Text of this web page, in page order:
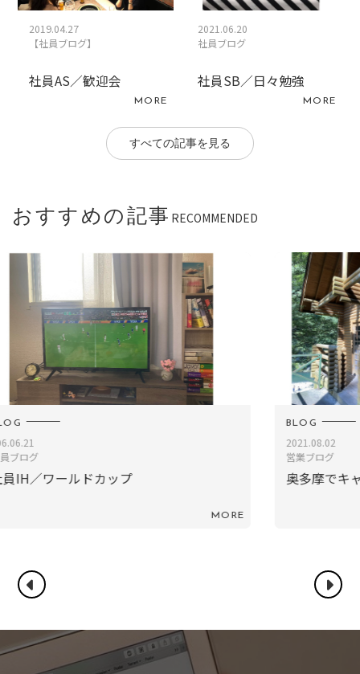
2019.04.27
【社員ブログ】
社員AS／歓迎会
MORE
2021.06.20
社員ブログ
社員SB／日々勉強
MORE
すべての記事を見る
おすすめの記事 RECOMMENDED
BLOG
奥多摩でキャンプ！1日目